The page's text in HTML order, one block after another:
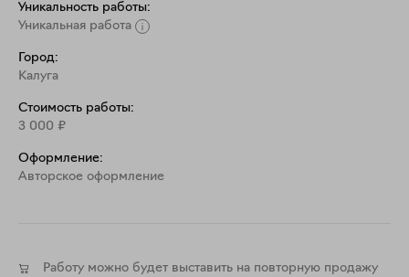
Уникальность работы:
Уникальная работа
Город:
Калуга
Стоимость работы:
3 000 ₽
Оформление:
Aвторское оформление
Работу можно будет выставить на повторную продажу